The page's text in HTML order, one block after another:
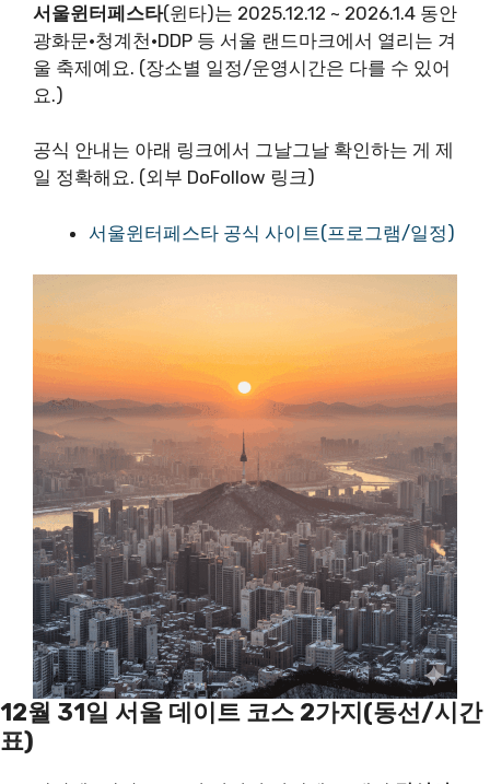
서울윈터페스타(윈타)는 2025.12.12 ~ 2026.1.4 동안
광화문·청계천·DDP 등 서울 랜드마크에서 열리는 겨
울 축제예요. (장소별 일정/운영시간은 다를 수 있어
요.)
공식 안내는 아래 링크에서 그날그날 확인하는 게 제
일 정확해요. (외부 DoFollow 링크)
서울윈터페스타 공식 사이트(프로그램/일정)
12월 31일 서울 데이트 코스 2가지(동선/시간
표)